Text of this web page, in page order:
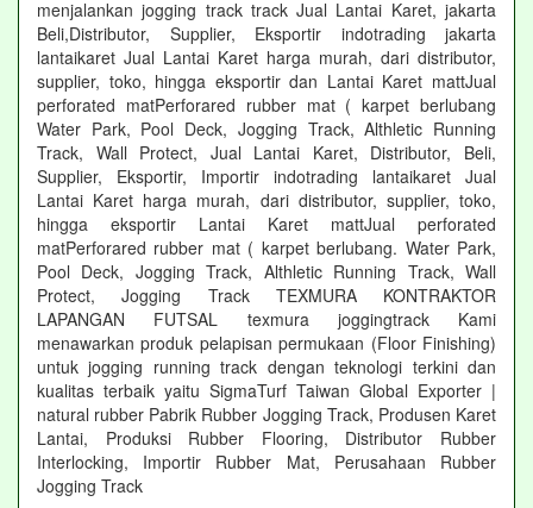
menjalankan jogging track track Jual Lantai Karet, jakarta
Beli,Distributor, Supplier, Eksportir indotrading jakarta
lantaikaret Jual Lantai Karet harga murah, dari distributor,
supplier, toko, hingga eksportir dan Lantai Karet mattJual
perforated matPerforared rubber mat ( karpet berlubang
Water Park, Pool Deck, Jogging Track, Althletic Running
Track, Wall Protect, Jual Lantai Karet, Distributor, Beli,
Supplier, Eksportir, Importir indotrading lantaikaret Jual
Lantai Karet harga murah, dari distributor, supplier, toko,
hingga eksportir Lantai Karet mattJual perforated
matPerforared rubber mat ( karpet berlubang. Water Park,
Pool Deck, Jogging Track, Althletic Running Track, Wall
Protect, Jogging Track TEXMURA KONTRAKTOR
LAPANGAN FUTSAL texmura joggingtrack Kami
menawarkan produk pelapisan permukaan (Floor Finishing)
untuk jogging running track dengan teknologi terkini dan
kualitas terbaik yaitu SigmaTurf Taiwan Global Exporter |
natural rubber Pabrik Rubber Jogging Track, Produsen Karet
Lantai, Produksi Rubber Flooring, Distributor Rubber
Interlocking, Importir Rubber Mat, Perusahaan Rubber
Jogging Track